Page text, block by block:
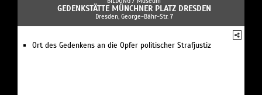
GEDENKSTÄTTE MÜNCHNER PLATZ DRESDEN
Dresden, George-Bähr-Str. 7
Ort des Gedenkens an die Opfer politischer Strafjustiz